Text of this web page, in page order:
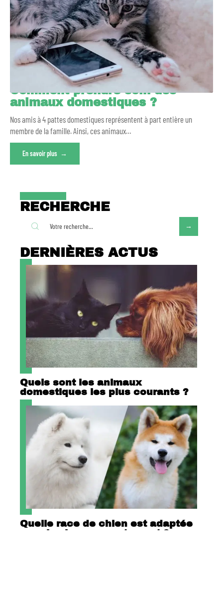
Comment prendre soin des
animaux domestiques ?
Nos amis à 4 pattes domestiques représentent à part entière un
membre de la famille. Ainsi, ces animaux…
En savoir plus
RECHERCHE
DERNIÈRES ACTUS
Quels sont les animaux
domestiques les plus courants ?
Quelle race de chien est adaptée
pour la vie en appartement ?